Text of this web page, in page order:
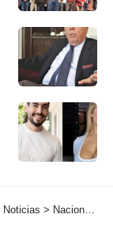
Noticias > Nacionales